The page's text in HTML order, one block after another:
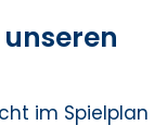
im Spielplan